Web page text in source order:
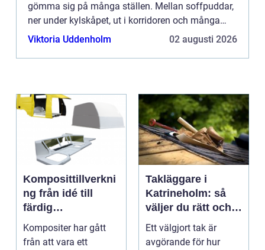
gömma sig på många ställen. Mellan soffpuddar,
ner under kylskåpet, ut i korridoren och många
andra stä...
Viktoria Uddenholm 02 augusti 2026
Komposittillverkni
ng från idé till
färdig
högpresterande
produkt
Kompositer har gått
från att vara ett
Takläggare i
Katrineholm: så
väljer du rätt och
får ett tak som
håller
Ett välgjort tak är
avgörande för hur